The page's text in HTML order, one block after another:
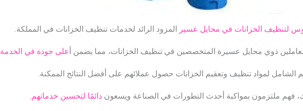
لتنظيف الخزانات في محايل عسير المزود الرائد لخدمات تنظيف الخزانات في المملكة.
ذوي محايل عسيرة المتخصصين في تنظيف الخزانات، مما يضمن أ على جودة في الخدمة
الشامل لمواد تنظيف وتعقيم الخزانات حصول عملائهم على أفضل النتائج الممكنة.
فهم ملتزمون بمواكبة أحدث التطورات في الصناعة ويسعوندائمًا لتحسين خدماتهم.